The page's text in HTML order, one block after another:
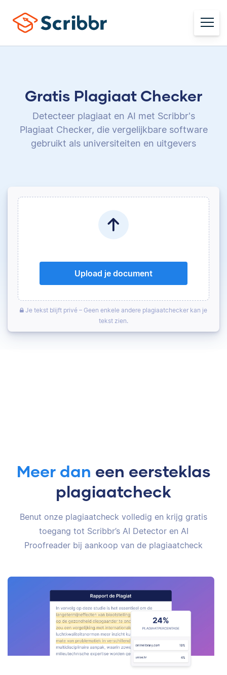
Gratis Plagiaat Checker
Detecteer plagiaat en AI met Scribbr's
Plagiaat Checker, die vergelijkbare software
gebruikt als universiteiten en uitgevers
Upload je document
Je tekst blijft privé – Geen enkele andere plagiaatchecker kan je
tekst zien.
Meer dan een eersteklas
plagiaatcheck
Benut onze plagiaatcheck volledig en krijg gratis
toegang tot Scribbr’s AI Detector en AI
Proofreader bij aankoop van de plagiaatcheck